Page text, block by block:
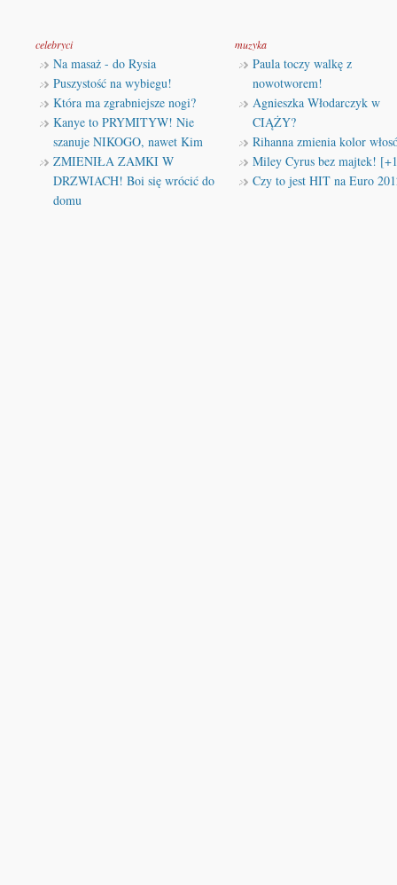
celebryci
Na masaż - do Rysia
Puszystość na wybiegu!
Która ma zgrabniejsze nogi?
Kanye to PRYMITYW! Nie
szanuje NIKOGO, nawet Kim
ZMIENIŁA ZAMKI W
DRZWIACH! Boi się wrócić do
domu
muzyka
Paula toczy walkę z
nowotworem!
Agnieszka Włodarczyk w
CIĄŻY?
Rihanna zmienia kolor
Miley Cyrus bez majtek!
Czy to jest HIT na Euro